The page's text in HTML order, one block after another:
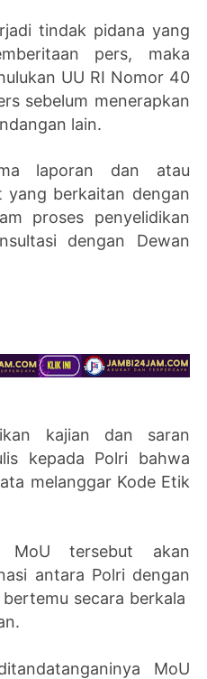
tindak pidana yang
pers, maka
UU RI Nomor 40
sebelum menerapkan
lain.
laporan dan atau
yang berkaitan dengan
proses penyelidikan
dengan Dewan
kajian dan saran
kepada Polri bahwa
melanggar Kode Etik
MoU tersebut akan
antara Polri dengan
secara berkala
MoU